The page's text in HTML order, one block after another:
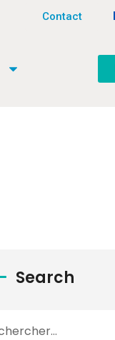
Contact
Search